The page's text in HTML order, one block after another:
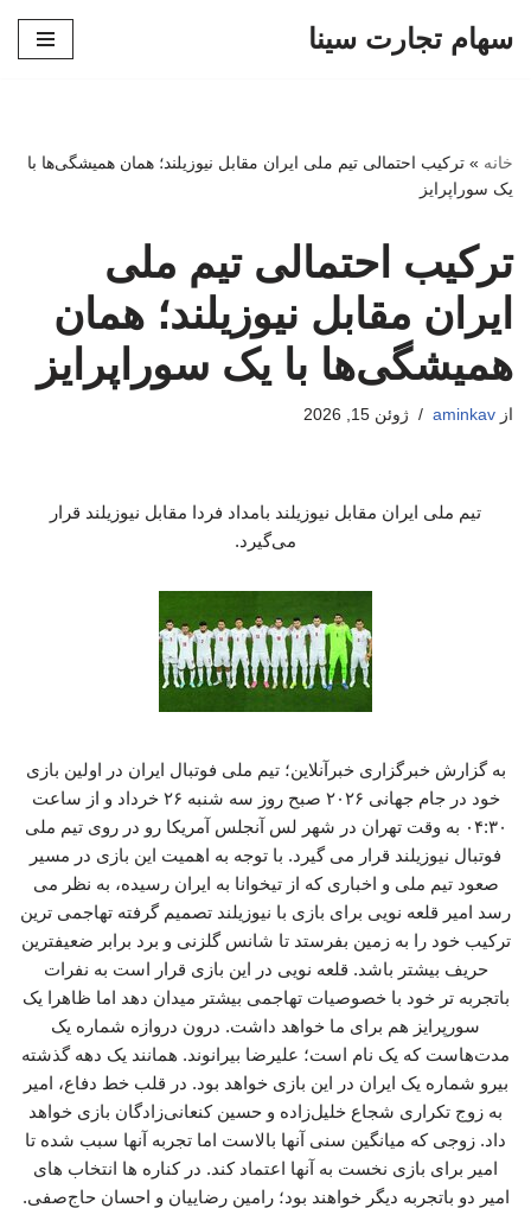
سهام تجارت سینا
خانه » ترکیب احتمالی تیم ملی ایران مقابل نیوزیلند؛ همان همیشگی‌ها با
یک سوراپرایز
ترکیب احتمالی تیم ملی
ایران مقابل نیوزیلند؛ همان
همیشگی‌ها با یک سوراپرایز
از aminkav ژوئن 15, 2026
تیم ملی ایران مقابل نیوزیلند بامداد فردا مقابل نیوزیلند قرار
می‌گیرد.
به گزارش خبرگزاری خبرآنلاین؛ تیم ملی فوتبال ایران در اولین بازی
خود در جام جهانی ۲۰۲۶ صبح روز سه شنبه ۲۶ خرداد و از ساعت
۰۴:۳۰ به وقت تهران در شهر لس آنجلس آمریکا رو در روی تیم ملی
فوتبال نیوزیلند قرار می گیرد. با توجه به اهمیت این بازی در مسیر
صعود تیم ملی و اخباری که از تیخوانا به ایران رسیده، به نظر می
رسد امیر قلعه نویی برای بازی با نیوزیلند تصمیم گرفته تهاجمی ترین
ترکیب خود را به زمین بفرستد تا شانس گلزنی و برد برابر ضعیفترین
حریف بیشتر باشد. قلعه نویی در این بازی قرار است به نفرات
باتجربه تر خود با خصوصیات تهاجمی بیشتر میدان دهد اما ظاهرا یک
سورپرایز هم برای ما خواهد داشت. درون دروازه شماره یک
مدت‌هاست که یک نام است؛ علیرضا بیرانوند. همانند یک دهه گذشته
بیرو شماره یک ایران در این بازی خواهد بود. در قلب خط دفاع، امیر
به زوج تکراری شجاع خلیل‌زاده و حسین کنعانی‌زادگان بازی خواهد
داد. زوجی که میانگین سنی آنها بالاست اما تجربه آنها سبب شده تا
امیر برای بازی نخست به آنها اعتماد کند. در کناره ها انتخاب های
امیر دو باتجربه دیگر خواهند بود؛ رامین رضاییان و احسان حاج‌صفی.